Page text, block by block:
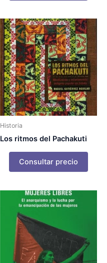
Historia
Los ritmos del Pachakuti
Consultar precio